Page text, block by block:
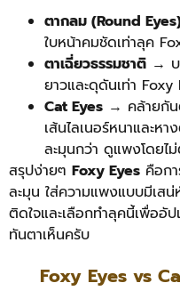
ตากลม (Round
ใบหน้าคมชัดเท่าลุค
ตาเฉี่ยวธรรมชาติ → บ
ยาวและดุดันเท่า Foxy
Cat Eyes → คล้ายกัน
เส้นไลเนอร์หนาและห
ละมุนกว่า ดูแพงโดยไ
สรุปง่ายๆ Foxy Eyes คือก
ละมุน ใส่ความแพงแบบมีเส
ติดใจและเลือกทำลุคนี้เพื่ออั
ทันตาเห็นครับ
Foxy Eyes vs